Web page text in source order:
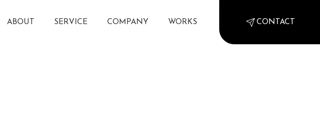
ABOUT SERVICE COMPANY WORKS CONTACT